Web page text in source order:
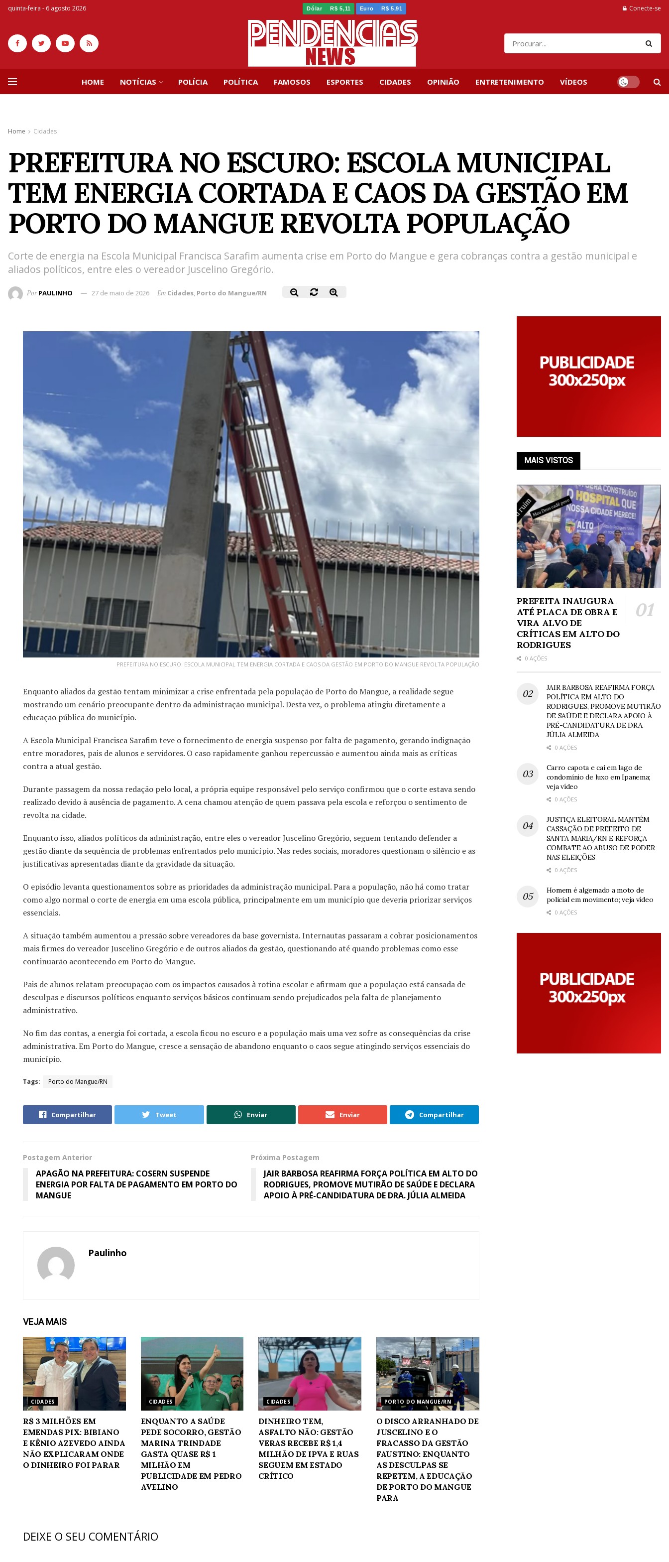
quinta-feira - 6 agosto 2026 Dólar R$ 5,11 Euro R$ 5,91 Conecte-se
HOME NOTÍCIAS POLÍCIA POLÍTICA FAMOSOS ESPORTES CIDADES OPINIÃO ENTRETENIMENTO VÍDEOS
Home Cidades
PREFEITURA NO ESCURO: ESCOLA MUNICIPAL
TEM ENERGIA CORTADA E CAOS DA GESTÃO EM
PORTO DO MANGUE REVOLTA POPULAÇÃO
Corte de energia na Escola Municipal Francisca Sarafim aumenta crise em Porto do Mangue e gera cobranças contra a gestão municipal e
aliados políticos, entre eles o vereador Juscelino Gregório.
Por PAULINHO 27 de maio de 2026 Em Cidades, Porto do Mangue/RN
PREFEITURA NO ESCURO: ESCOLA MUNICIPAL TEM ENERGIA CORTADA E CAOS DA GESTÃO EM PORTO DO MANGUE REVOLTA POPULAÇÃO
Enquanto aliados da gestão tentam minimizar a crise enfrentada pela população de Porto do Mangue, a realidade segue
mostrando um cenário preocupante dentro da administração municipal. Desta vez, o problema atingiu diretamente a
educação pública do município.
A Escola Municipal Francisca Sarafim teve o fornecimento de energia suspenso por falta de pagamento, gerando indignação
entre moradores, pais de alunos e servidores. O caso rapidamente ganhou repercussão e aumentou ainda mais as críticas
contra a atual gestão.
Durante passagem da nossa redação pelo local, a própria equipe responsável pelo serviço confirmou que o corte estava sendo
realizado devido à ausência de pagamento. A cena chamou atenção de quem passava pela escola e reforçou o sentimento de
revolta na cidade.
Enquanto isso, aliados políticos da administração, entre eles o vereador Juscelino Gregório, seguem tentando defender a
gestão diante da sequência de problemas enfrentados pelo município. Nas redes sociais, moradores questionam o silêncio e as
justificativas apresentadas diante da gravidade da situação.
O episódio levanta questionamentos sobre as prioridades da administração municipal. Para a população, não há como tratar
como algo normal o corte de energia em uma escola pública, principalmente em um município que deveria priorizar serviços
essenciais.
A situação também aumentou a pressão sobre vereadores da base governista. Internautas passaram a cobrar posicionamentos
mais firmes do vereador Juscelino Gregório e de outros aliados da gestão, questionando até quando problemas como esse
continuarão acontecendo em Porto do Mangue.
Pais de alunos relatam preocupação com os impactos causados à rotina escolar e afirmam que a população está cansada de
desculpas e discursos políticos enquanto serviços básicos continuam sendo prejudicados pela falta de planejamento
administrativo.
No fim das contas, a energia foi cortada, a escola ficou no escuro e a população mais uma vez sofre as consequências da crise
administrativa. Em Porto do Mangue, cresce a sensação de abandono enquanto o caos segue atingindo serviços essenciais do
município.
Tags: Porto do Mangue/RN
Compartilhar Tweet Enviar Enviar Compartilhar
Postagem Anterior
APAGÃO NA PREFEITURA: COSERN SUSPENDE
ENERGIA POR FALTA DE PAGAMENTO EM PORTO DO
MANGUE
Próxima Postagem
JAIR BARBOSA REAFIRMA FORÇA POLÍTICA EM ALTO DO
RODRIGUES, PROMOVE MUTIRÃO DE SAÚDE E DECLARA
APOIO À PRÉ-CANDIDATURA DE DRA. JÚLIA ALMEIDA
Paulinho
VEJAMAIS
CIDADES
R$ 3 MILHÕES EM
EMENDAS PIX: BIBIANO
E KÊNIO AZEVEDO AINDA
NÃO EXPLICARAM ONDE
O DINHEIRO FOI PARAR
CIDADES
ENQUANTO A SAÚDE
PEDE SOCORRO, GESTÃO
MARINA TRINDADE
GASTA QUASE R$ 1
MILHÃO EM
PUBLICIDADE EM PEDRO
AVELINO
CIDADES
DINHEIRO TEM,
ASFALTO NÃO: GESTÃO
VERAS RECEBE R$ 1,4
MILHÃO DE IPVA E RUAS
SEGUEM EM ESTADO
CRÍTICO
PORTO DO MANGUE/RN
O DISCO ARRANHADO DE
JUSCELINO E O
FRACASSO DA GESTÃO
FAUSTINO: ENQUANTO
AS DESCULPAS SE
REPETEM, A EDUCAÇÃO
DE PORTO DO MANGUE
PARA
DEIXE O SEU COMENTÁRIO
MAIS VISTOS
PREFEITA INAUGURA
ATÉ PLACA DE OBRA E
VIRA ALVO DE
CRÍTICAS EM ALTO DO
RODRIGUES
0 AÇÕES
JAIR BARBOSA REAFIRMA FORÇA
POLÍTICA EM ALTO DO
RODRIGUES, PROMOVE MUTIRÃO
DE SAÚDE E DECLARA APOIO À
PRÉ-CANDIDATURA DE DRA.
JÚLIA ALMEIDA
0 AÇÕES
Carro capota e cai em lago de
condomínio de luxo em Ipanema;
veja vídeo
0 AÇÕES
JUSTIÇA ELEITORAL MANTÉM
CASSAÇÃO DE PREFEITO DE
SANTA MARIA/RN E REFORÇA
COMBATE AO ABUSO DE PODER
NAS ELEIÇÕES
0 AÇÕES
Homem é algemado a moto de
policial em movimento; veja vídeo
0 AÇÕES